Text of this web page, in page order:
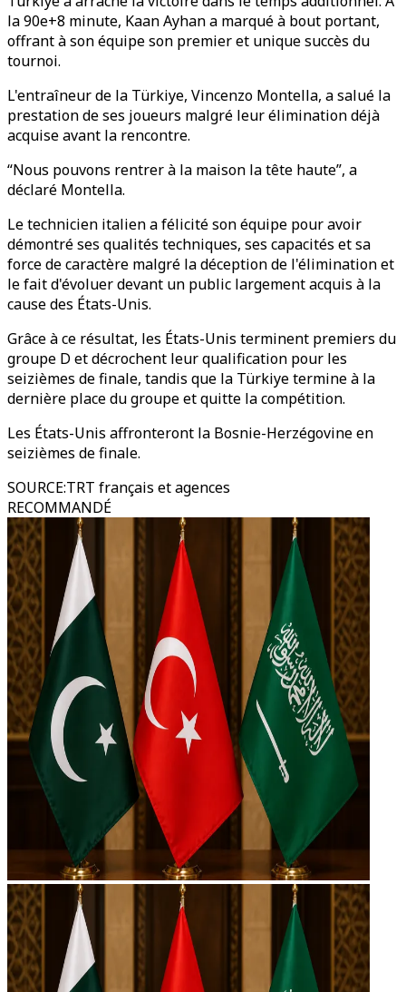
la 90e+8 minute, Kaan Ayhan a marqué à bout portant,
offrant à son équipe son premier et unique succès du
tournoi.
L'entraîneur de la Türkiye, Vincenzo Montella, a salué la
prestation de ses joueurs malgré leur élimination déjà
acquise avant la rencontre.
“Nous pouvons rentrer à la maison la tête haute”, a
déclaré Montella.
Le technicien italien a félicité son équipe pour avoir
démontré ses qualités techniques, ses capacités et sa
force de caractère malgré la déception de l'élimination et
le fait d'évoluer devant un public largement acquis à la
cause des États-Unis.
Grâce à ce résultat, les États-Unis terminent premiers du
groupe D et décrochent leur qualification pour les
seizièmes de finale, tandis que la Türkiye termine à la
dernière place du groupe et quitte la compétition.
Les États-Unis affronteront la Bosnie-Herzégovine en
seizièmes de finale.
SOURCE:TRT français et agences
RECOMMANDÉ